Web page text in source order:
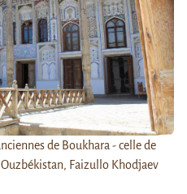
de Boukhara - celle de
Faizullo Khodjaev